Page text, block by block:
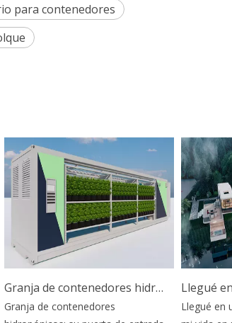
para contenedores
Granja de contenedores hidropónicos: su puerta de entrada móvil al futuro de la agricultura
de contenedores
Llegué en